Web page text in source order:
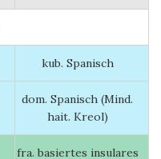
kub. Spanisch
dom. Spanisch (Mind.
hait. Kreol)
fra. basiertes insulares